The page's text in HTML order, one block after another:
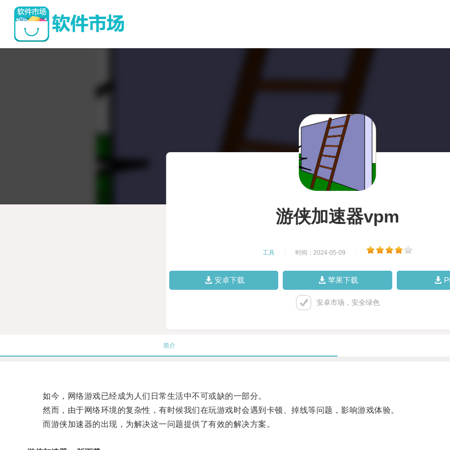
游侠加速器vpm
工具 时间：2024-05-09
安卓下载 苹果下载
安卓市场，安全绿色
简介
如今，网络游戏已经成为人们日常生活中不可或缺的一部分。
然而，由于网络环境的复杂性，有时候我们在玩游戏时会遇到卡顿、掉线等问题，影响游戏体验。
而游侠加速器的出现，为解决这一问题提供了有效的解决方案。